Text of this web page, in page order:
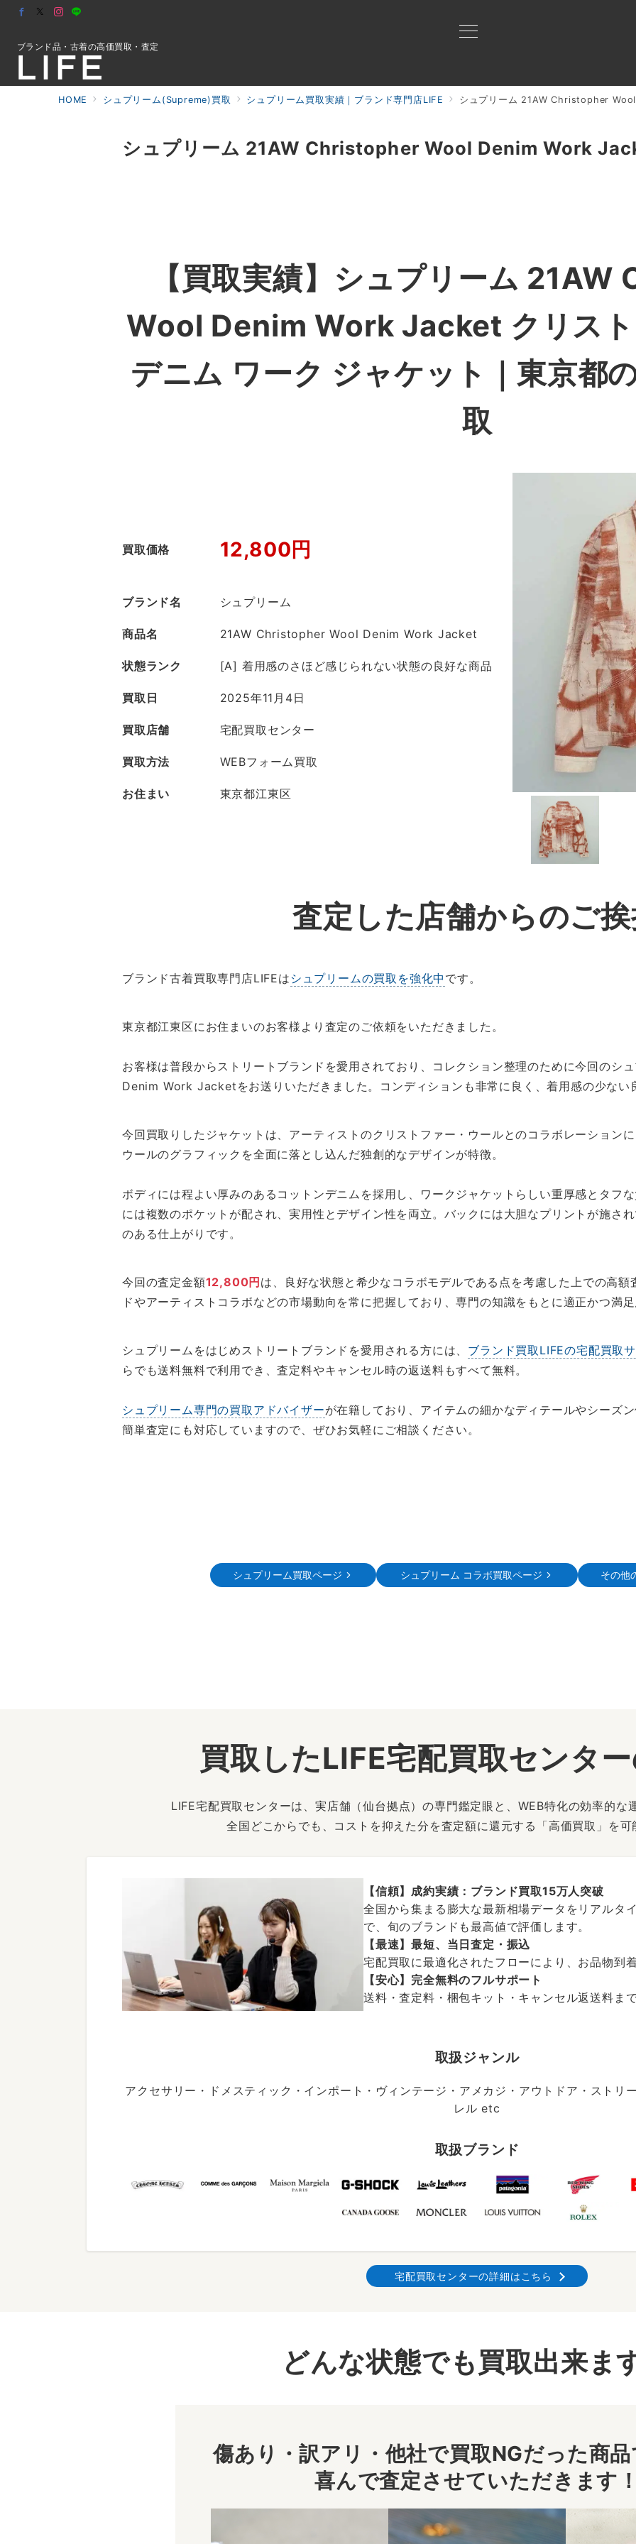
ブランド品・古着の高価買取・査定
HOME シュプリーム(Supreme)買取 シュプリーム買取実績｜ブランド専門店LIFE シュプリーム 21AW Christopher
シュプリーム 21AW Christopher Wool Denim Work
【買取実績】 シュプリーム
Wool Denim Work Jacket クリス
デニム ワーク ジャケット ｜東京都
取
買取価格 12,800円
ブランド名 シュプリーム
商品名 21AW Christopher Wool Denim Work Jacket
状態ランク [A] 着用感のさほど感じられない状態の良好な商品
買取日 2025年11月4日
買取店舗 宅配買取センター
買取方法 WEBフォーム買取
お住まい 東京都江東区
査定した店舗からのご
ブランド古着買取専門店LIFEは シュプリームの買取を強化中 です。
東京都江東区にお住まいのお客様より査定のご依頼をいただきました。
お客様は普段からストリートブランドを愛用されており、コレクション整理のために今回の
Denim Work Jacketをお送りいただきました。コンディションも非常に良く、着用感の少ない
今回買取りしたジャケットは、アーティストのクリストファー・ウールとのコラボレーション
ウールのグラフィックを全面に落とし込んだ独創的なデザインが特徴。
ボディには程よい厚みのあるコットンデニムを採用し、ワークジャケットらしい重厚感とタフ
には複数のポケットが配され、実用性とデザイン性を両立。バックには大胆なプリントが施さ
のある仕上がりです。
今回の査定金額12,800円 は、良好な状態と希少なコラボモデルである点を考慮した上での高
ドやアーティストコラボなどの市場動向を常に把握しており、専門の知識をもとに適正かつ満
シュプリームをはじめストリートブランドを愛用される方には、 ブランド買取LIFEの宅配買取
らでも送料無料で利用でき、査定料やキャンセル時の返送料もすべて無料。
シュプリーム専門の買取アドバイザーが在籍しており、アイテムの細かなディテールやシーズ
簡単査定にも対応していますので、ぜひお気軽にご相談ください。
シュプリーム買取ページ シュプリーム コラボ買取ページ その他
買取したLIFE宅配買取センタ
LIFE宅配買取センターは、実店舗（仙台拠点）の専門鑑定眼と、WEB特化の効率的な
全国どこからでも、コストを抑えた分を査定額に還元する「高価買取」を
【信頼】成約実績：ブランド買取15万人突破
全国から集まる膨大な最新相場データをリアルタ
で、旬のブランドも最高値で評価します。
【最速】最短、当日査定・振込
宅配買取に最適化されたフローにより、お品物到
【安心】完全無料のフルサポート
送料・査定料・梱包キット・キャンセル返送料ま
取扱ジャンル
アクセサリー・ドメスティック・インポート・ヴィンテージ・アメカジ・アウトドア・ストリ
レル etc
取扱ブランド
宅配買取センターの詳細はこちら
どんな状態でも買取出来ま
傷あり・訳アリ・他社で買取NGだった商
喜んで査定させていただきます